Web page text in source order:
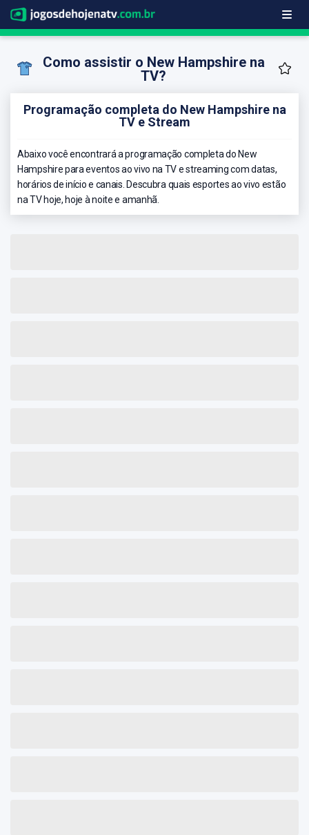
Como assistir o New Hampshire na
TV?
Programação completa do New Hampshire na
TV e Stream
Abaixo você encontrará a programação completa do New
Hampshire para eventos ao vivo na TV e streaming com datas,
horários de início e canais. Descubra quais esportes ao vivo estão
na TV hoje, hoje à noite e amanhã.